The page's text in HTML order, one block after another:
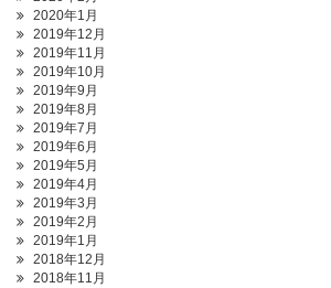
2020年1月
2019年12月
2019年11月
2019年10月
2019年9月
2019年8月
2019年7月
2019年6月
2019年5月
2019年4月
2019年3月
2019年2月
2019年1月
2018年12月
2018年11月